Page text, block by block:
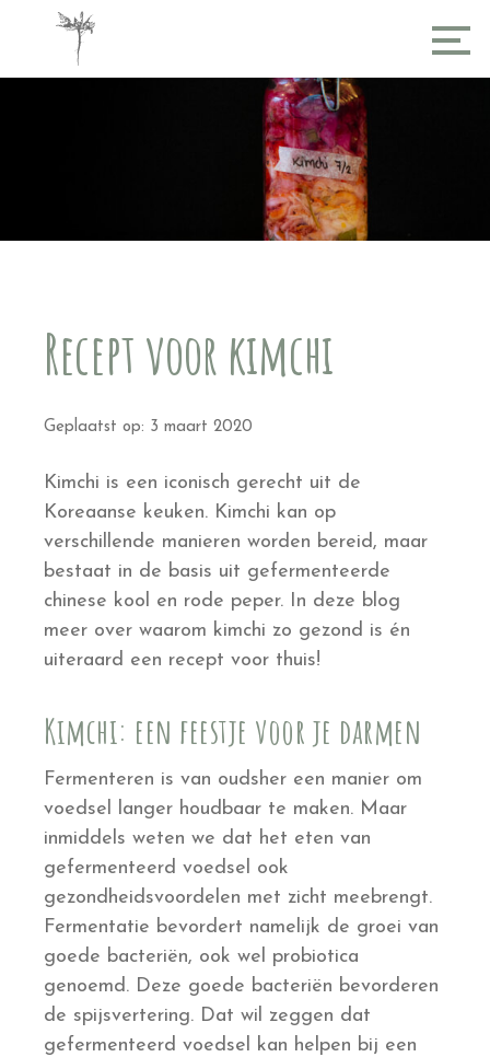
Recept voor kimchi
Geplaatst op: 3 maart 2020
Kimchi is een iconisch gerecht uit de
Koreaanse keuken. Kimchi kan op
verschillende manieren worden bereid, maar
bestaat in de basis uit gefermenteerde
chinese kool en rode peper. In deze blog
meer over waarom kimchi zo gezond is én
uiteraard een recept voor thuis!
Kimchi: een feestje voor je darmen
Fermenteren is van oudsher een manier om
voedsel langer houdbaar te maken. Maar
inmiddels weten we dat het eten van
gefermenteerd voedsel ook
gezondheidsvoordelen met zicht meebrengt.
Fermentatie bevordert namelijk de groei van
goede bacteriën, ook wel probiotica
genoemd. Deze goede bacteriën bevorderen
de spijsvertering. Dat wil zeggen dat
gefermenteerd voedsel kan helpen bij een